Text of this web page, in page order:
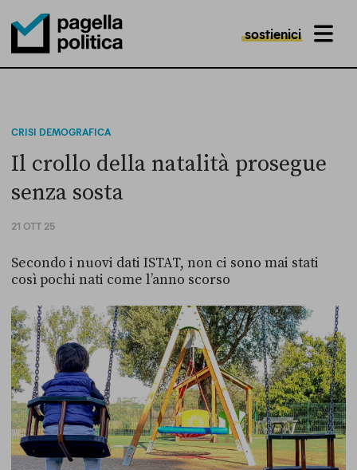
Pagella Politica Logo
sostienici MENU
CRISI DEMOGRAFICA
Il crollo della natalità prosegue
senza sosta
21 OTT 25
Secondo i nuovi dati ISTAT, non ci sono mai stati
così pochi nati come l’anno scorso